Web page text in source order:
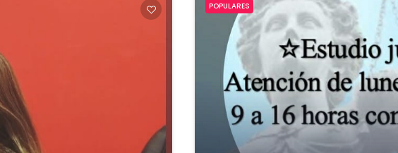
POPULARES